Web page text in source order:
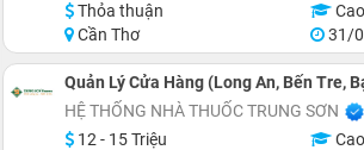
Thỏa thuận
Cần Thơ
31/
Quản Lý Cửa Hàng (Long An, Bến Tre,
HỆ THỐNG NHÀ THUỐC TRUNG SƠN
12 - 15 Triệu